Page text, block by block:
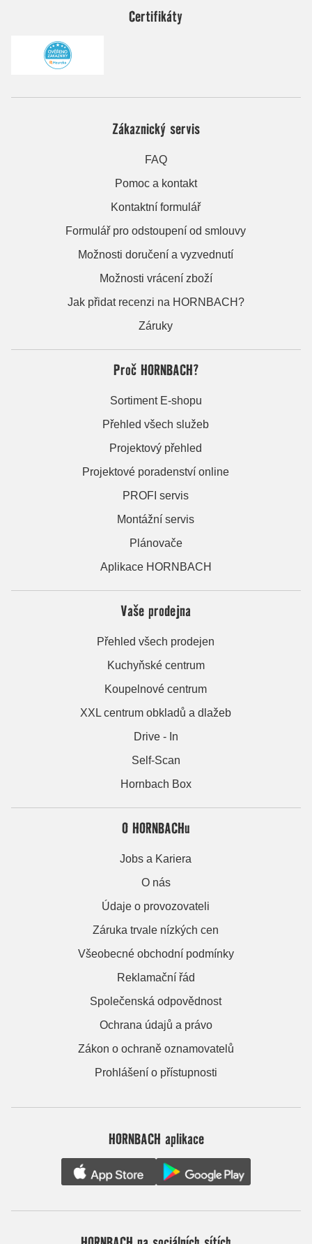
Certifikáty
Zákaznický servis
FAQ
Pomoc a kontakt
Kontaktní formulář
Formulář pro odstoupení od smlouvy
Možnosti doručení a vyzvednutí
Možnosti vrácení zboží
Jak přidat recenzi na HORNBACH?
Záruky
Proč HORNBACH?
Sortiment E-shopu
Přehled všech služeb
Projektový přehled
Projektové poradenství online
PROFI servis
Montážní servis
Plánovače
Aplikace HORNBACH
Vaše prodejna
Přehled všech prodejen
Kuchyňské centrum
Koupelnové centrum
XXL centrum obkladů a dlažeb
Drive - In
Self-Scan
Hornbach Box
O HORNBACHu
Jobs a Kariera
O nás
Údaje o provozovateli
Záruka trvale nízkých cen
Všeobecné obchodní podmínky
Reklamační řád
Společenská odpovědnost
Ochrana údajů a právo
Zákon o ochraně oznamovatelů
Prohlášení o přístupnosti
HORNBACH aplikace